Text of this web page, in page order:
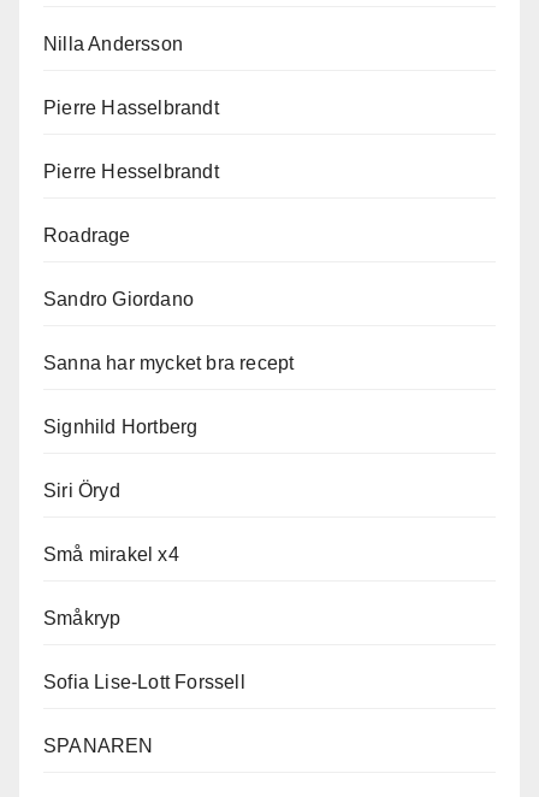
Nilla Andersson
Pierre Hasselbrandt
Pierre Hesselbrandt
Roadrage
Sandro Giordano
Sanna har mycket bra recept
Signhild Hortberg
Siri Öryd
Små mirakel x4
Småkryp
Sofia Lise-Lott Forssell
SPANAREN